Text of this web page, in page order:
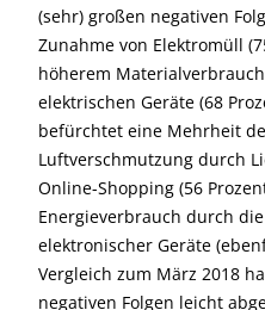
(sehr) großen negativen
Zunahme von Elektromüll
höherem
elektrischen Geräte (68
befürchtet eine Mehrheit
Luftverschmutzung durch
Online-Shopping (56
Energieverbrauch durch
elektronischer Geräte
Vergleich zum März 2018
negativen Folgen leicht